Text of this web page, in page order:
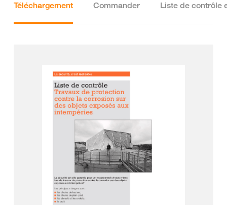
Téléchargement Commander Liste de contrôle